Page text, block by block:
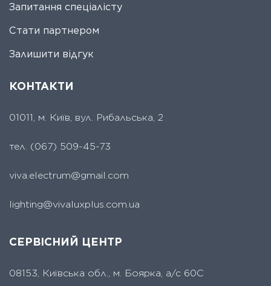
Запитання спеціалісту
Стати партнером
Залишити відгук
КОНТАКТИ
01011, м. Київ, вул. Рибальська, 2
тел. (067) 509-45-73
viva.electrum@gmail.com
lighting@vivaluxplus.com.ua
СЕРВІСНИЙ ЦЕНТР
08153, Київська обл., м. Боярка, а/с 60С